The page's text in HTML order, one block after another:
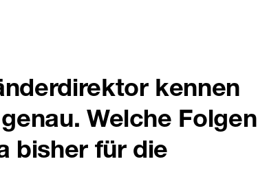
kennen
Welche Folgen
bisher für die